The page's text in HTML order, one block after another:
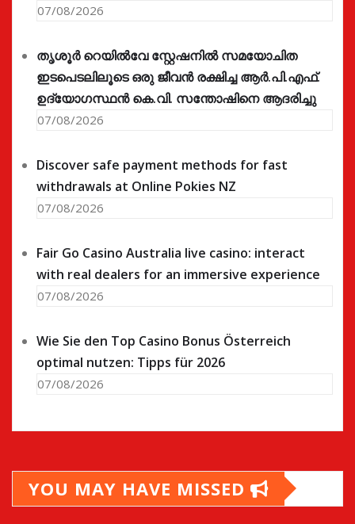
07/08/2026
തൃശൂർ റെയിൽവേ സ്റ്റേഷനിൽ സമയോചിത
ഇടപെടലിലൂടെ ഒരു ജീവൻ രക്ഷിച്ച ആർ.പി.എഫ്.
ഉദ്യോഗസ്ഥൻ കെ.വി. സന്തോഷിനെ ആദരിച്ചു
07/08/2026
Discover safe payment methods for fast
withdrawals at Online Pokies NZ
07/08/2026
Fair Go Casino Australia live casino: interact
with real dealers for an immersive experience
07/08/2026
Wie Sie den Top Casino Bonus Österreich
optimal nutzen: Tipps für 2026
07/08/2026
YOU MAY HAVE MISSED